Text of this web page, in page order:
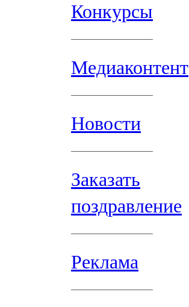
Конкурсы
Медиаконтент
Новости
Заказать
поздравление
Реклама